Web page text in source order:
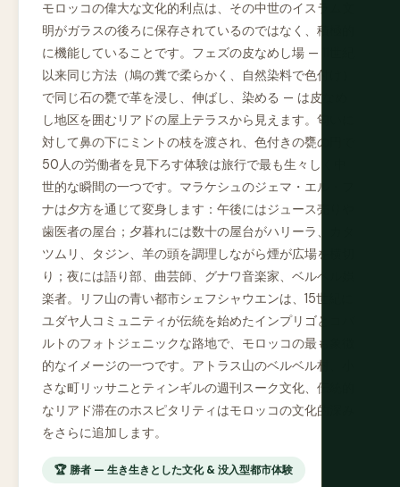
モロッコの偉大な文化的利点は、その中世のイスラム文
明がガラスの後ろに保存されているのではなく、積極的
に機能していることです。フェズの皮なめし場 — 11世紀
以来同じ方法（鳩の糞で柔らかく、自然染料で色付け）
で同じ石の甕で革を浸し、伸ばし、染める — は皮なめ
し地区を囲むリアドの屋上テラスから見えます。匂いに
対して鼻の下にミントの枝を渡され、色付きの甕の円で
50人の労働者を見下ろす体験は旅行で最も生々しく中
世的な瞬間の一つです。マラケシュのジェマ・エル・フ
ナは夕方を通じて変身します：午後にはジュース売りや
歯医者の屋台；夕暮れには数十の屋台がハリーラ、カタ
ツムリ、タジン、羊の頭を調理しながら煙が広場を横切
り；夜には語り部、曲芸師、グナワ音楽家、ベルベル娯
楽者。リフ山の青い都市シェフシャウエンは、15世紀に
ユダヤ人コミュニティが伝統を始めたインプリゴとコバ
ルトのフォトジェニックな路地で、モロッコの最も象徴
的なイメージの一つです。アトラス山のベルベル村、小
さな町リッサニとティンギルの週刊スーク文化、伝統的
なリアド滞在のホスピタリティはモロッコの文化的深み
をさらに追加します。
🏆 勝者 — 生き生きとした文化 & 没入型都市体験